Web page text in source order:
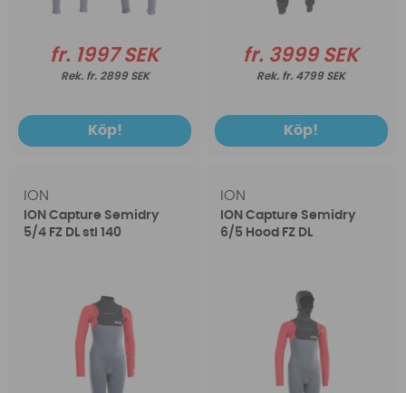
fr. 1997 SEK
fr. 2899 SEK
Köp!
fr. 3999 SEK
fr. 4799 SEK
Köp!
ION
ION Capture Semidry
5/4 FZ DL stl 140
ION
ION Capture Semidry
6/5 Hood FZ DL